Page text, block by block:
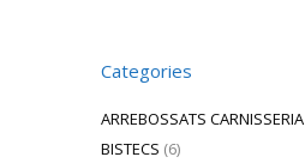
Categories
ARREBOSSATS CARNISSERIA
BISTECS (6)